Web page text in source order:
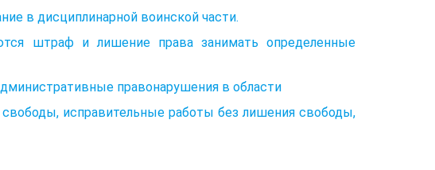
в дисциплинарной воинской части.
штраф и лишение права занимать определенные
правонарушения в области
исправительные работы без лишения свободы,